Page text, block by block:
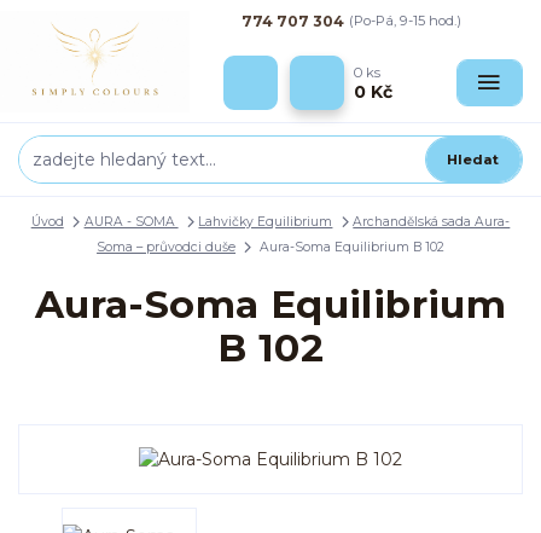
Hledat
774 707 304 (Po-Pá, 9-15 hod.)
0 ks
0 Kč
Úvod AURA - SOMA Lahvičky Equilibrium
Archandělská sada Aura-
Soma – průvodci duše
Aura-Soma Equilibrium B 102
Aura-Soma Equilibrium
B 102